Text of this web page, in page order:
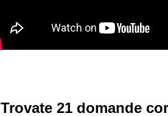
Trovate 21 domande